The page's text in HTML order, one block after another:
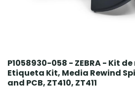
P1058930-058 - ZEBRA - Kit
Etiqueta Kit, Media Rewind
and PCB, ZT410, ZT411